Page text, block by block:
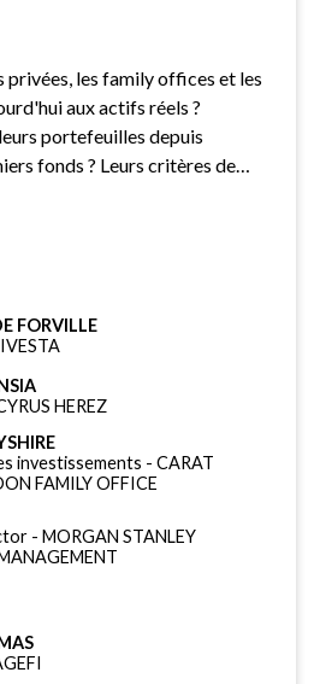
privées, les family offices et les
aux actifs réels ?
portefeuilles depuis
fonds ? Leurs critères de
FORVILLE
IVESTA
HEREZ
investissements - CARAT
FAMILY OFFICE
- MORGAN STANLEY